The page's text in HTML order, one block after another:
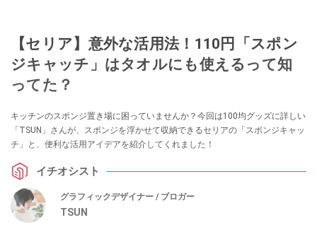
【セリア】意外な活用法！110円「スポン
ジキャッチ」はタオルにも使えるって知
ってた？
キッチンのスポンジ置き場に困っていませんか？今回は100均グッズに詳しい
「TSUN」さんが、スポンジを浮かせて収納できるセリアの「スポンジキャッ
チ」と、便利な活用アイデアを紹介してくれました！
イチオシスト
グラフィックデザイナー / ブロガー
TSUN